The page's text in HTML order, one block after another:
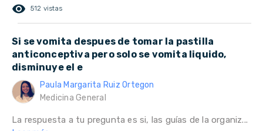
remove_red_eye 512 vistas
Si se vomita despues de tomar la pastilla
anticonceptiva pero solo se vomita liquido,
disminuye el e
Paula Margarita Ruiz Ortegon
Medicina General
La respuesta a tu pregunta es si, las guías de la organiz...